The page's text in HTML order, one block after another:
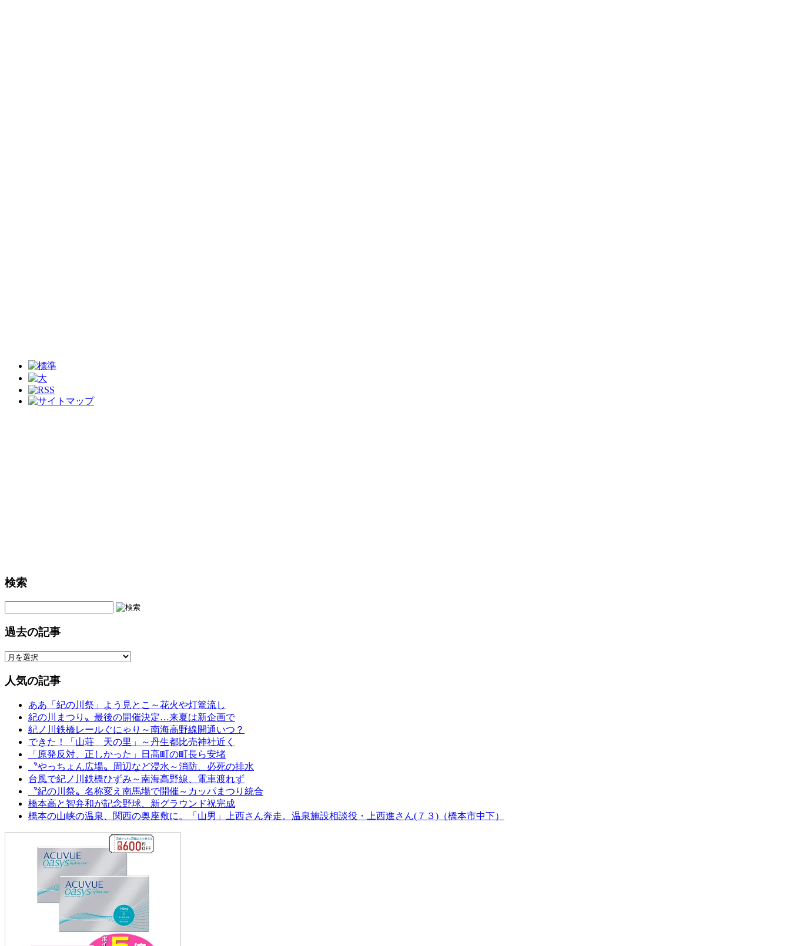
検索
過去の記事
人気の記事
ああ「紀の川祭」よう見とこ～花火や灯篭流し
紀の川まつり〟最後の開催決定…来夏は新企画で
紀ノ川鉄橋レールぐにゃり～南海高野線開通いつ？
できた！「山荘 天の里」～丹生都比売神社近く
「原発反対、正しかった」日高町の町長ら安堵
〝やっちょん広場〟周辺など浸水～消防、必死の排水
台風で紀ノ川鉄橋ひずみ～南海高野線、電車渡れず
〝紀の川祭〟名称変え南馬場で開催～カッパまつり統合
橋本高と智弁和が記念野球、新グラウンド祝完成
橋本の山峡の温泉、関西の奥座敷に。「山男」上西さん奔走。温泉施設相談役・上西進さん(７３)（橋本市中下）